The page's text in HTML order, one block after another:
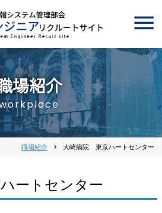
場紹介
職場紹介 chevron_right 大崎病院 東京ハートセンター
ートセンター